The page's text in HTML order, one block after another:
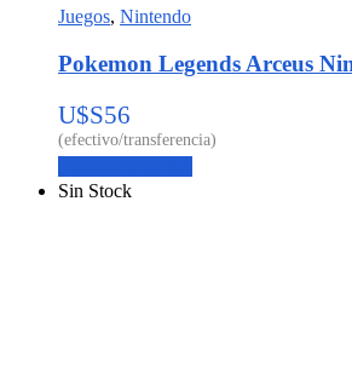
Juegos, Nintendo
Pokemon Legends Arceus
U$S56
Sin Stock